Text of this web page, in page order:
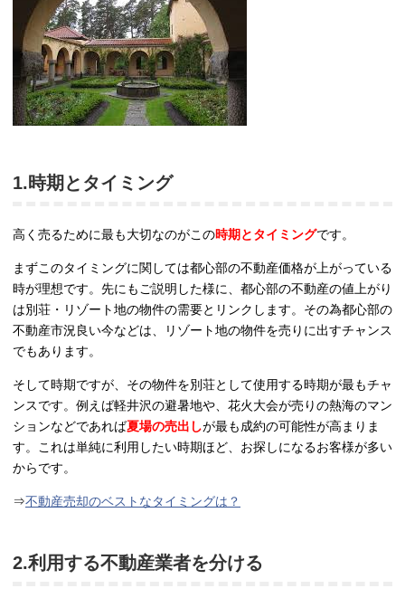
1.時期とタイミング
高く売るために最も大切なのがこの時期とタイミングです。
まずこのタイミングに関しては都心部の不動産価格が上がっている
時が理想です。先にもご説明した様に、都心部の不動産の値上がり
は別荘・リゾート地の物件の需要とリンクします。その為都心部の
不動産市況良い今などは、リゾート地の物件を売りに出すチャンス
でもあります。
そして時期ですが、その物件を別荘として使用する時期が最もチャ
ンスです。例えば軽井沢の避暑地や、花火大会が売りの熱海のマン
ションなどであれば夏場の売出しが最も成約の可能性が高まりま
す。これは単純に利用したい時期ほど、お探しになるお客様が多い
からです。
⇒不動産売却のベストなタイミングは？
2.利用する不動産業者を分ける